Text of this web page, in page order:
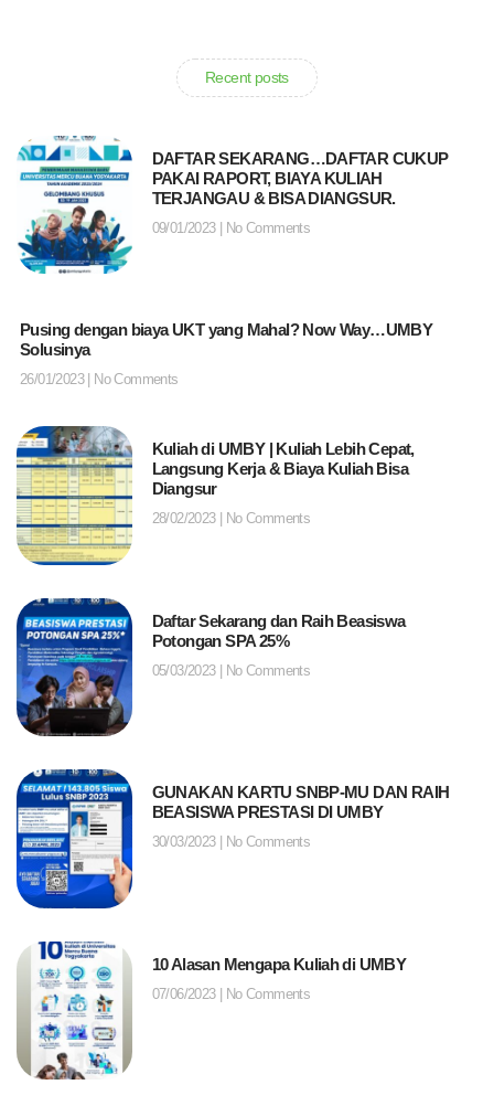
Recent posts
DAFTAR SEKARANG…DAFTAR CUKUP
PAKAI RAPORT, BIAYA KULIAH
TERJANGAU & BISA DIANGSUR.
09/01/2023 No Comments
Pusing dengan biaya UKT yang Mahal? Now Way…UMBY
Solusinya
26/01/2023 No Comments
Kuliah di UMBY | Kuliah Lebih Cepat,
Langsung Kerja & Biaya Kuliah Bisa
Diangsur
28/02/2023 No Comments
Daftar Sekarang dan Raih Beasiswa
Potongan SPA 25%
05/03/2023 No Comments
GUNAKAN KARTU SNBP-MU DAN RAIH
BEASISWA PRESTASI DI UMBY
30/03/2023 No Comments
10 Alasan Mengapa Kuliah di UMBY
07/06/2023 No Comments